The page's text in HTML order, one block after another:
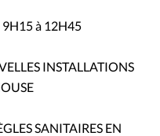
à 12H45
INSTALLATIONS
SANITAIRES EN